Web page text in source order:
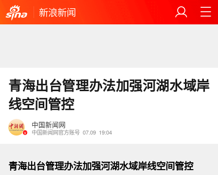
新浪新闻
青海出台管理办法加强河湖水域岸
线空间管控
中国新闻网
中国新闻网官方账号 07.09 19:04
青海出台管理办法加强河湖水域岸线空间管控